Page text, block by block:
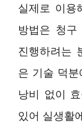
실제로 이용
방법은 청
진행하려는
은 기술 덕
낭비 없이
있어 실생활